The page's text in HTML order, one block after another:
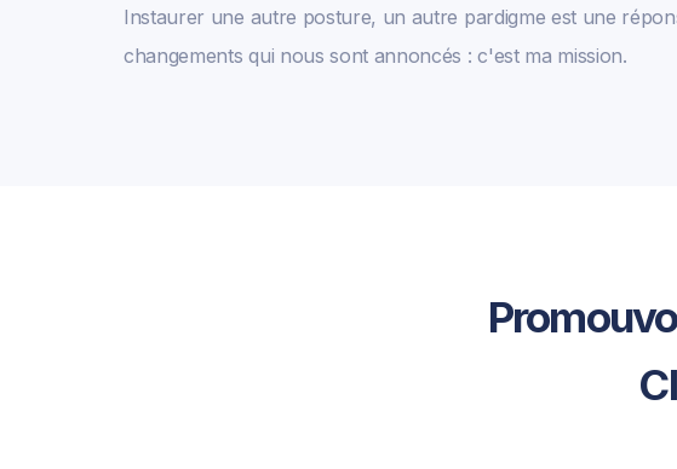
Instaurer une autre posture, un autre pardigme est une
changements qui nous sont annoncés : c'est ma mission.